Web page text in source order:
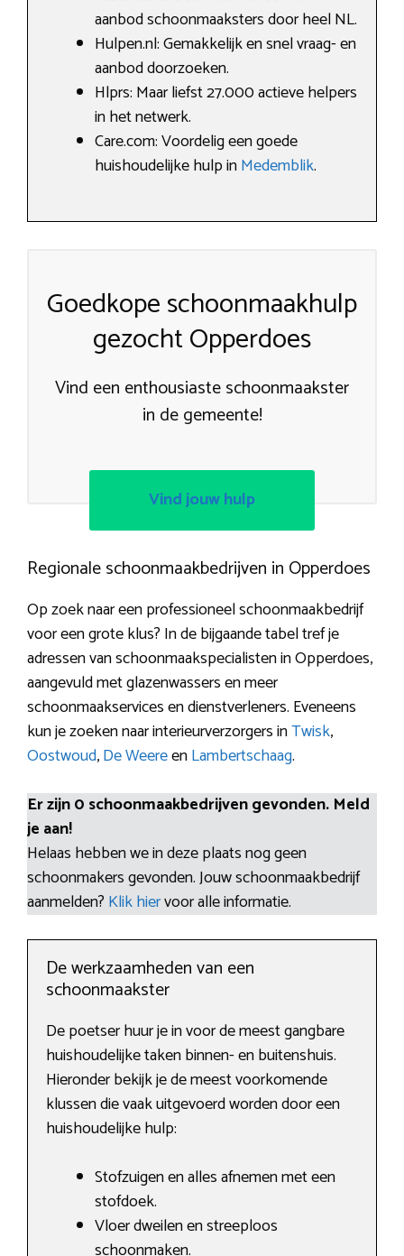
aanbod schoonmaaksters door heel NL.
Hulpen.nl: Gemakkelijk en snel vraag- en
aanbod doorzoeken.
Hlprs: Maar liefst 27.000 actieve helpers
in het netwerk.
Care.com: Voordelig een goede
huishoudelijke hulp inMedemblik.
Goedkope schoonmaakhulp
gezocht Opperdoes
Vind een enthousiaste schoonmaakster
in de gemeente!
Vind jouw hulp
Regionale schoonmaakbedrijven in Opperdoes
Op zoek naar een professioneel schoonmaakbedrijf
voor een grote klus? In de bijgaande tabel tref je
adressen van schoonmaakspecialisten in Opperdoes,
aangevuld met glazenwassers en meer
schoonmaakservices en dienstverleners. Eveneens
kun je zoeken naar interieurverzorgers inTwisk,
Oostwoud,De WeereenLambertschaag.
Er zijn 0 schoonmaakbedrijven gevonden. Meld
je aan!
Helaas hebben we in deze plaats nog geen
schoonmakers gevonden. Jouw schoonmaakbedrijf
aanmelden? Klik hiervoor alle informatie.
De werkzaamheden van een
schoonmaakster
De poetser huur je in voor de meest gangbare
huishoudelijke taken binnen- en buitenshuis.
Hieronder bekijk je de meest voorkomende
klussen die vaak uitgevoerd worden door een
huishoudelijke hulp:
Stofzuigen en alles afnemen met een
stofdoek.
Vloer dweilen en streeploos
schoonmaken.